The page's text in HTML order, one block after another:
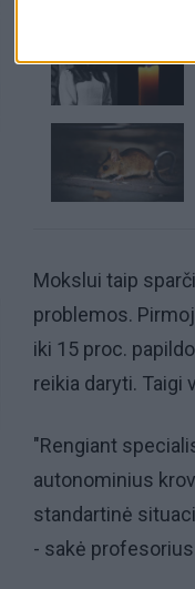
Mokslui taip
problemos.
iki 15 proc.
reikia daryti.
"Rengiant
autonominius
standartinė
- sakė